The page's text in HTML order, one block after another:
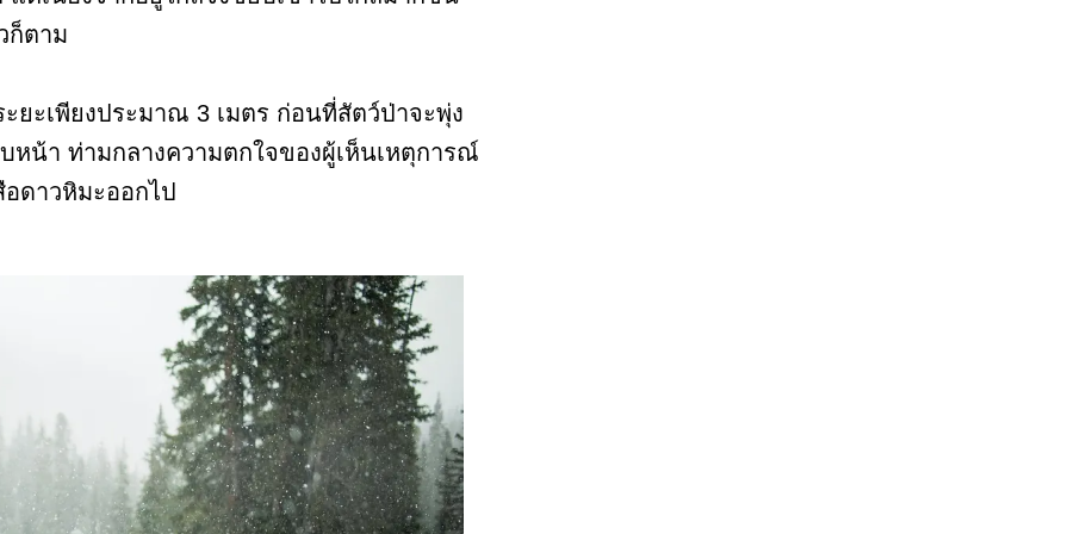
ก็ตาม
ยะเพียงประมาณ 3 เมตร ก่อนที่สัตว์ป่าจะพุ่ง
หน้า ท่ามกลางความตกใจของผู้เห็นเหตุการณ์
อดาวหิมะออกไป